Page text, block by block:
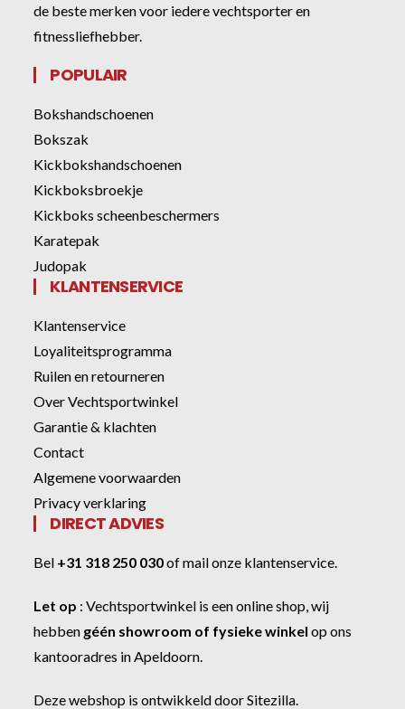
de beste merken voor iedere vechtsporter en
fitnessliefhebber.
POPULAIR
Bokshandschoenen
Bokszak
Kickbokshandschoenen
Kickboksbroekje
Kickboks scheenbeschermers
Karatepak
Judopak
KLANTENSERVICE
Klantenservice
Loyaliteitsprogramma
Ruilen en retourneren
Over Vechtsportwinkel
Garantie & klachten
Contact
Algemene voorwaarden
Privacy verklaring
DIRECT ADVIES
Bel +31 318 250 030ofmail onze klantenservice
Let op :Vechtsportwinkel is een online shop, wij
hebben géén showroom of fysieke winkel op ons
kantooradres in Apeldoorn.
Deze webshop is ontwikkeld doorSitezilla